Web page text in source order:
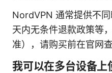
NordVPN 通常提供不
天内无条件退款政策等
准），请购买前在官网
我可以在多台设备上